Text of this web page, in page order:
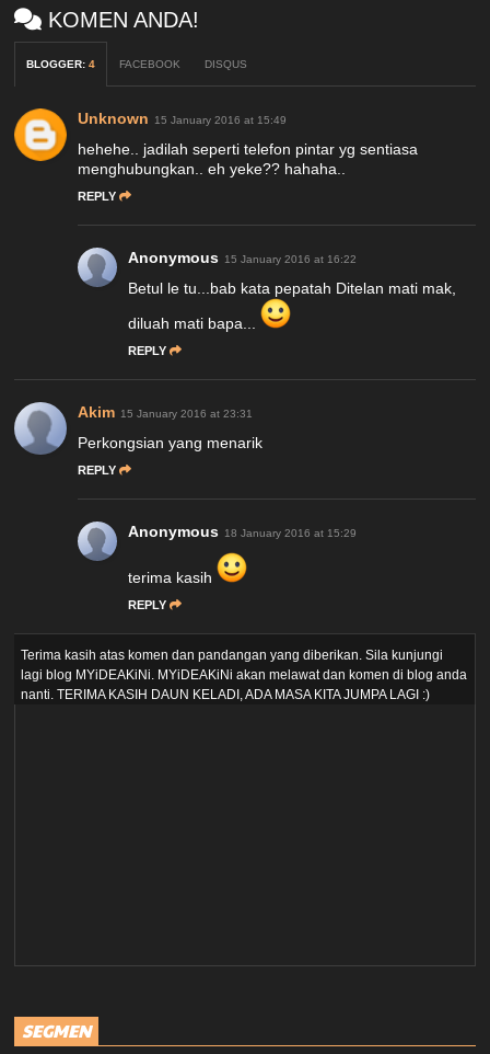
KOMEN ANDA!
BLOGGER:4 FACEBOOK DISQUS
Unknown 15 January 2016 at 15:49
hehehe.. jadilah seperti telefon pintar yg sentiasa
menghubungkan.. eh yeke?? hahaha..
REPLY
Anonymous 15 January 2016 at 16:22
Betul le tu...bab kata pepatah Ditelan mati mak,
diluah mati bapa...
REPLY
Akim 15 January 2016 at 23:31
Perkongsian yang menarik
REPLY
Anonymous 18 January 2016 at 15:29
terima kasih
REPLY
Terima kasih atas komen dan pandangan yang diberikan. Sila kunjungi
lagi blog MYiDEAKiNi. MYiDEAKiNi akan melawat dan komen di blog anda
nanti. TERIMA KASIH DAUN KELADI, ADA MASA KITA JUMPA LAGI :)
SEGMEN